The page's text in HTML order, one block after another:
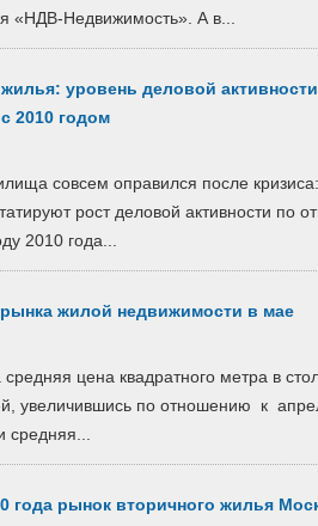
«НДВ-Недвижимость». А в...
уровень деловой
2010 годом
совсем оправился после
рост деловой активности по
2010 года...
жилой недвижимости в мае
цена квадратного метра в
увеличившись по отношению к
года рынок вторичного жилья